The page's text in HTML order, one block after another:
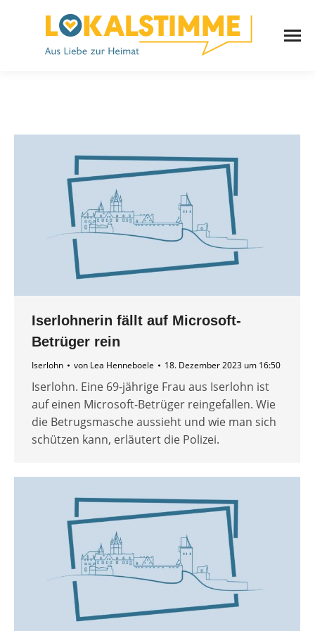
Iserlohnerin fällt auf Microsoft-
Betrüger rein
Iserlohn von Lea Henneboele 18. Dezember 2023 um 16:50
Iserlohn. Eine 69-jährige Frau aus Iserlohn ist
auf einen Microsoft-Betrüger reingefallen. Wie
die Betrugsmasche aussieht und wie man sich
schützen kann, erläutert die Polizei.